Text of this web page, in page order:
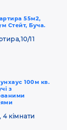
55м2,
Стейт, Буча.
11
100м кв.
з
4 кімнати